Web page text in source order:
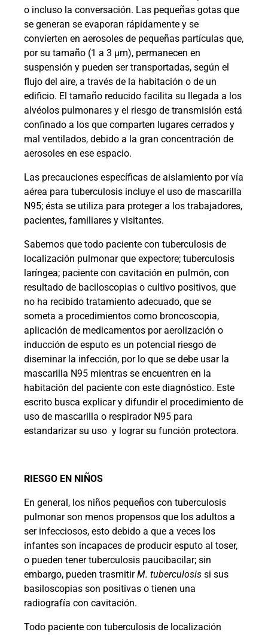
o incluso la conversación. Las pequeñas gotas que
se generan se evaporan rápidamente y se
convierten en aerosoles de pequeñas partículas que,
por su tamaño (1 a 3 µm), permanecen en
suspensión y pueden ser transportadas, según el
flujo del aire, a través de la habitación o de un
edificio. El tamaño reducido facilita su llegada a los
alvéolos pulmonares y el riesgo de transmisión está
confinado a los que comparten lugares cerrados y
mal ventilados, debido a la gran concentración de
aerosoles en ese espacio.
Las precauciones específicas de aislamiento por vía
aérea para tuberculosis incluye el uso de mascarilla
N95; ésta se utiliza para proteger a los trabajadores,
pacientes, familiares y visitantes.
Sabemos que todo paciente con tuberculosis de
localización pulmonar que expectore; tuberculosis
laríngea; paciente con cavitación en pulmón, con
resultado de baciloscopias o cultivo positivos, que
no ha recibido tratamiento adecuado, que se
someta a procedimientos como broncoscopia,
aplicación de medicamentos por aerolización o
inducción de esputo es un potencial riesgo de
diseminar la infección, por lo que se debe usar la
mascarilla N95 mientras se encuentren en la
habitación del paciente con este diagnóstico. Este
escrito busca explicar y difundir el procedimiento de
uso de mascarilla o respirador N95 para
estandarizar su uso y lograr su función protectora.
RIESGO EN NIÑOS
En general, los niños pequeños con tuberculosis
pulmonar son menos propensos que los adultos a
ser infecciosos, esto debido a que a veces los
infantes son incapaces de producir esputo al toser,
o pueden tener tuberculosis paucibacilar; sin
embargo, pueden trasmitirM. tuberculosis si sus
basiloscopias son positivas o tienen una
radiografía con cavitación.
Todo paciente con tuberculosis de localización